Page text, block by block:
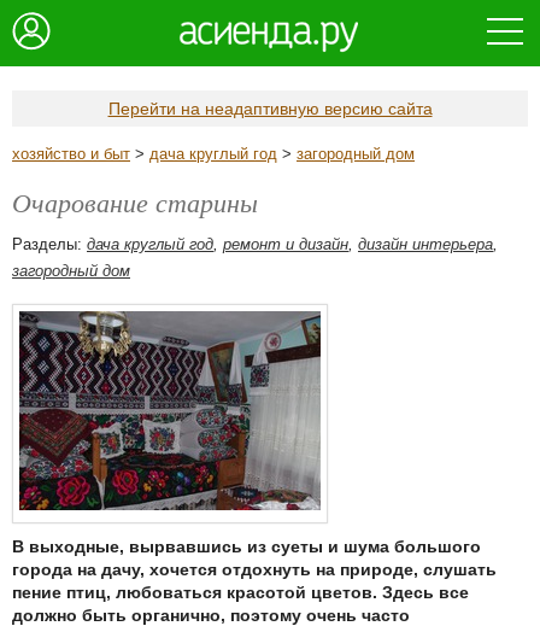
Перейти на неадаптивную версию сайта
хозяйство и быт > дача круглый год > загородный дом
Очарование старины
Разделы: дача круглый год, ремонт и дизайн, дизайн интерьера,
загородный дом
В выходные, вырвавшись из суеты и шума большого
города на дачу, хочется отдохнуть на природе, слушать
пение птиц, любоваться красотой цветов. Здесь все
должно быть органично, поэтому очень часто